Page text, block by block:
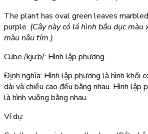
The plant has oval green leaves
purple. (Cây này có lá hình bầu dục màu
màu nâu tím.)
Cube/kju:b/: Hình lập phương
Định nghĩa: Hình lập phương là hình khối
dài và chiều cao đều bằng nhau. Hình lập
là hình vuông bằng nhau.
Ví dụ: